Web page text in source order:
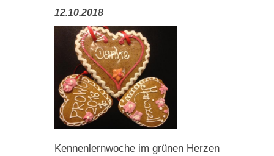
12.10.2018
Kennenlernwoche im grünen Herzen